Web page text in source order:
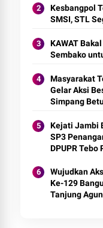
Kesbangpol
SMSI, STL
KAWAT
Sembako
Masyarakat
Gelar Aksi
Simpang
Kejati Jambi
SP3
DPUPR Tebo
Wujudkan
Ke-129
Tanjung